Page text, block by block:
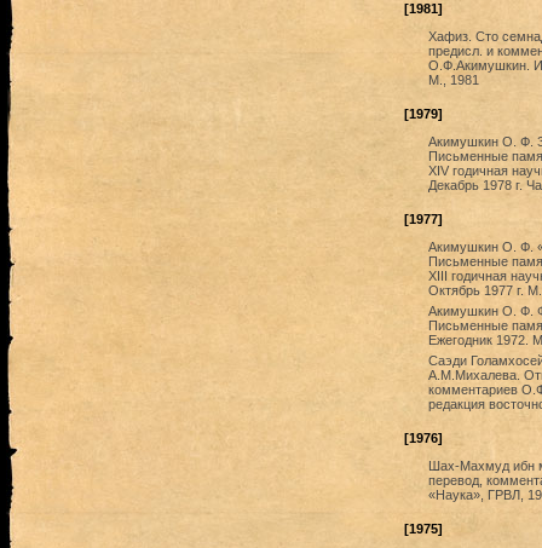
[1981]
Хафиз. Сто
предисл. и
О.Ф.Акимушкин.
М., 1981
[1979]
Акимушкин О. Ф.
Письменные
XIV годичная
Декабрь 1978 г.
[1977]
Акимушкин О. Ф.
Письменные
XIII годичная
Октябрь 1977 г.
Акимушкин О. Ф.
Письменные
Ежегодник 1972.
Саэди
А.М.Михалева.
комментариев
редакция
[1976]
Шах-Махмуд ибн
перевод,
«Наука», ГРВЛ,
[1975]